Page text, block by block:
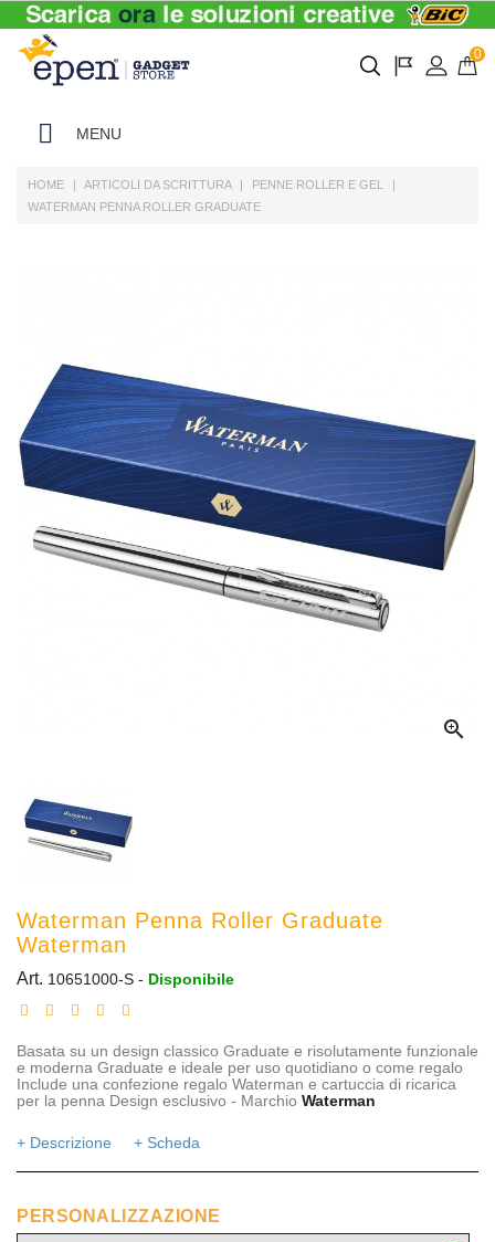
0
MENU
HOME ARTICOLI DA SCRITTURA
PENNE ROLLER E GEL
WATERMAN PENNA ROLLER GRADUATE

Waterman Penna Roller Graduate
Waterman
Art. 10651000-S - Disponibile
Basata su un design classico Graduate e risolutamente funzionale
e moderna Graduate e ideale per uso quotidiano o come regalo
Include una confezione regalo Waterman e cartuccia di ricarica
per la penna Design esclusivo - Marchio Waterman
+ Descrizione + Scheda
PERSONALIZZAZIONE